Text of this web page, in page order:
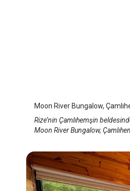
Moon River Bungalow,
Rize’nin Çamlıhemşin
Moon River Bungalow,